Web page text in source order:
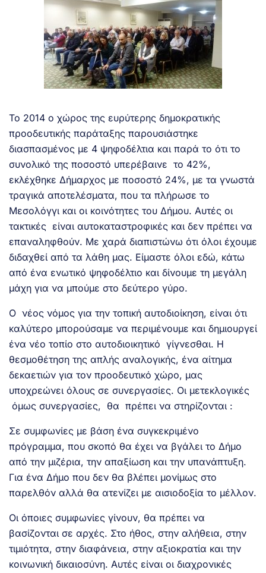
Το 2014 ο χώρος της ευρύτερης δημοκρατικής
προοδευτικής παράταξης παρουσιάστηκε
διασπασμένος με 4 ψηφοδέλτια και παρά το ότι το
συνολικό της ποσοστό υπερέβαινε το 42%,
εκλέχθηκε Δήμαρχος με ποσοστό 24%, με τα γνωστά
τραγικά αποτελέσματα, που τα πλήρωσε το
Μεσολόγγι και οι κοινότητες του Δήμου. Αυτές οι
τακτικές είναι αυτοκαταστροφικές και δεν πρέπει να
επαναληφθούν. Με χαρά διαπιστώνω ότι όλοι έχουμε
διδαχθεί από τα λάθη μας. Είμαστε όλοι εδώ, κάτω
από ένα ενωτικό ψηφοδέλτιο και δίνουμε τη μεγάλη
μάχη για να μπούμε στο δεύτερο γύρο.
Ο νέος νόμος για την τοπική αυτοδιοίκηση, είναι ότι
καλύτερο μπορούσαμε να περιμένουμε και δημιουργεί
ένα νέο τοπίο στο αυτοδιοικητικό γίγνεσθαι. Η
θεσμοθέτηση της απλής αναλογικής, ένα αίτημα
δεκαετιών για τον προοδευτικό χώρο, μας
υποχρεώνει όλους σε συνεργασίες. Οι μετεκλογικές
όμως συνεργασίες, θα πρέπει να στηρίζονται :
Σε συμφωνίες με βάση ένα συγκεκριμένο
πρόγραμμα, που σκοπό θα έχει να βγάλει το Δήμο
από την μιζέρια, την απαξίωση και την υπανάπτυξη.
Για ένα Δήμο που δεν θα βλέπει μονίμως στο
παρελθόν αλλά θα ατενίζει με αισιοδοξία το μέλλον.
Οι όποιες συμφωνίες γίνουν, θα πρέπει να
βασίζονται σε αρχές. Στο ήθος, στην αλήθεια, στην
τιμιότητα, στην διαφάνεια, στην αξιοκρατία και την
κοινωνική δικαιοσύνη. Αυτές είναι οι διαχρονικές